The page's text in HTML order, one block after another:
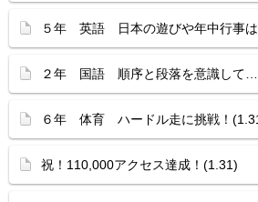
５年 英語 日本の遊びや年中行事
２年 国語 順序と段落を意識して
６年 体育 ハードル走に挑戦！
祝！110,000アクセス達成！(1.31)